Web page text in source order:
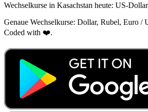
Wechselkurse in Kasachstan heute:
Genaue Wechselkurse: Dollar, Rubel, Euro
Coded with ❤️.